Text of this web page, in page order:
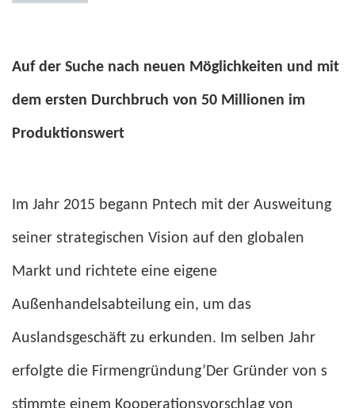
Auf der Suche nach neuen Möglichkeiten und mit
dem ersten Durchbruch von 50 Millionen im
Produktionswert
Im Jahr 2015 begann Pntech mit der Ausweitung
seiner strategischen Vision auf den globalen
Markt und richtete eine eigene
Außenhandelsabteilung ein, um das
Auslandsgeschäft zu erkunden. Im selben Jahr
erfolgte die Firmengründung’Der Gründer von s
stimmte einem Kooperationsvorschlag von